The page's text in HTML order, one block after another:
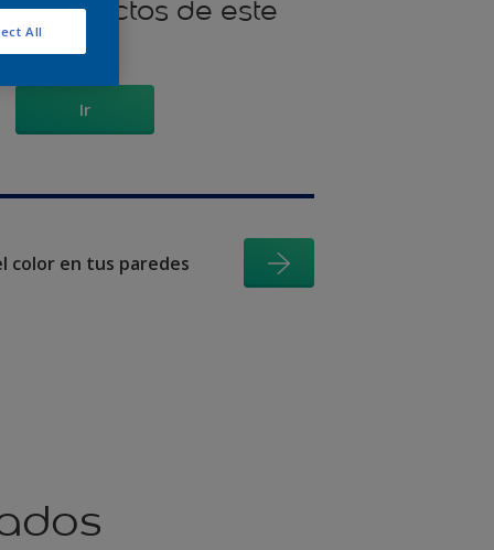
productos de este
color
Ir
color en tus paredes
All